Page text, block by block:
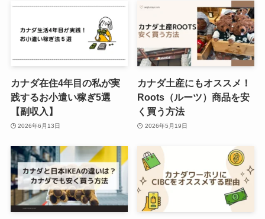
カナダ在住4年目の私が実
践するお小遣い稼ぎ5選
【副収入】
2026年6月13日
カナダ土産にもオススメ！
Roots（ルーツ）商品を安
く買う方法
2026年5月19日